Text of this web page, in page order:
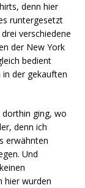
denn hier
runtergesetzt
verschiedene
der New York
bedient
der gekauften
ging, wo
denn ich
erwähnten
Und
hier wurden